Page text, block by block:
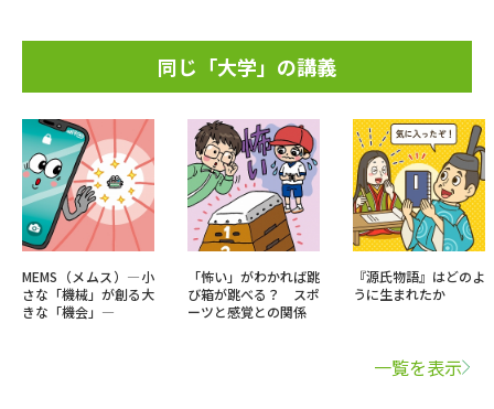
同じ「大学」の講義
MEMS（メムス）―小
さな「機械」が創る大
きな「機会」―
「怖い」がわかれば跳
び箱が跳べる？ スポ
ーツと感覚との関係
『源氏物語』はどのよ
うに生まれたか
一覧を表示